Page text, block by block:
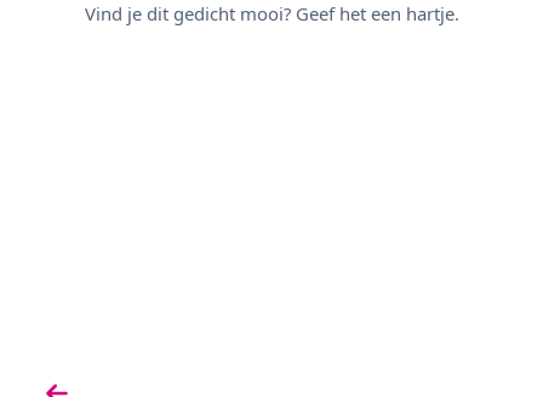
Vind je dit gedicht mooi? Geef het een hartje.